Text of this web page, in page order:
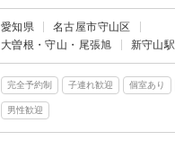
愛知県
名古屋市守山区
大曽根・守山・尾張旭
新守山駅
完全予約制 子連れ歓迎 個室あり
男性歓迎